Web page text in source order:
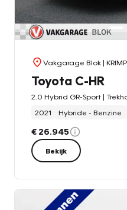
Vakgarage Blok|
Toyota C-HR
2021
Hybride - Benzine
€ 26.945
Bekijk